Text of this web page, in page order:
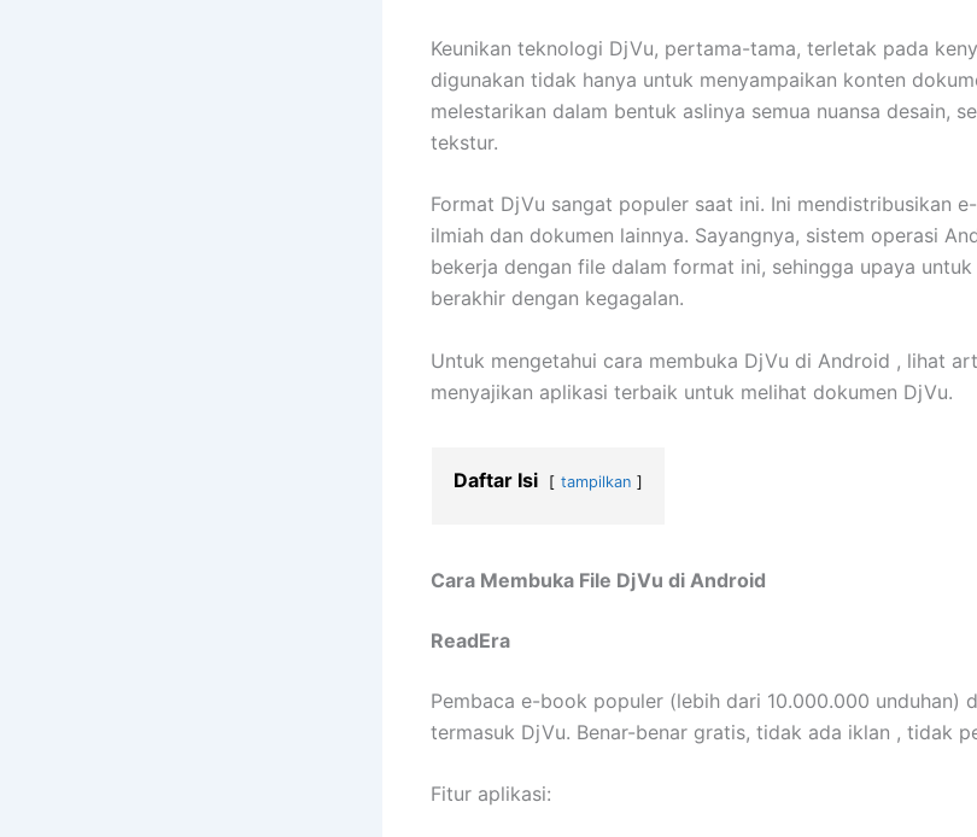
Keunikan teknologi DjVu, pertama-tama, terletak pada
digunakan tidak hanya untuk menyampaikan konten
melestarikan dalam bentuk aslinya semua nuansa desain,
tekstur.
Format DjVu sangat populer saat ini. Ini mendistribusikan
ilmiah dan dokumen lainnya. Sayangnya, sistem operasi
bekerja dengan file dalam format ini, sehingga upaya
berakhir dengan kegagalan.
Untuk mengetahui cara membuka DjVu di Android , lihat
menyajikan aplikasi terbaik untuk melihat dokumen DjVu.
Daftar Isi tampilkan
Cara Membuka File DjVu di Android
ReadEra
Pembaca e-book populer (lebih dari 10.000.000 unduhan)
termasuk DjVu. Benar-benar gratis, tidak ada iklan , tidak
Fitur aplikasi: